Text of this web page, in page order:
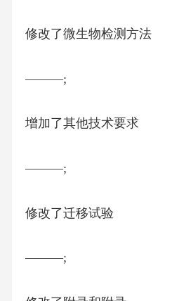
修改了微生物检测方法
———;
增加了其他技术要求
———;
修改了迁移试验
———;